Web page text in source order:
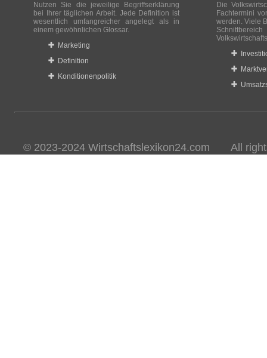
Nutzen Sie die jeweilige Begriffserklärung
bei Ihrer täglichen Arbeit. Jede Definition ist
wesentlich umfangreicher angelegt als in
einem gewöhnlichen Glossar.
Marketing
Definition
Konditionenpolitik
Die
Fachtermini
werden. Viele
© 2023-2024 Wirtschaftslexikon24.com All